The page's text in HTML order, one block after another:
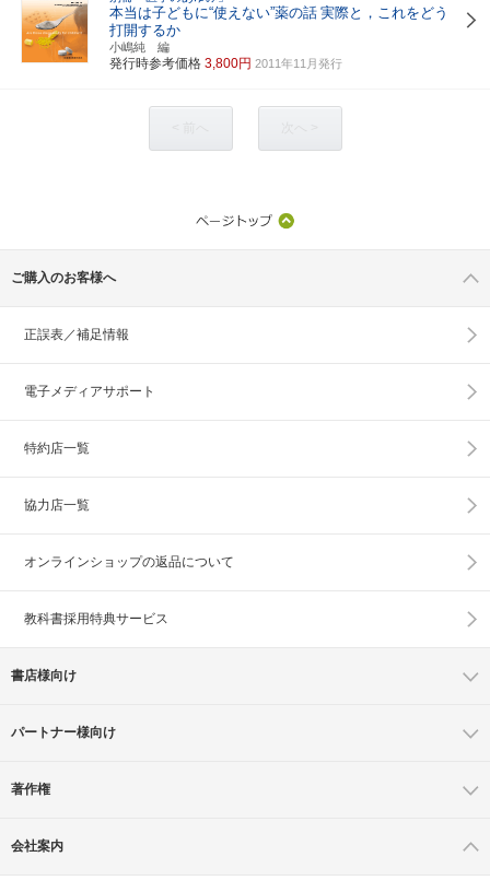
本当は子どもに“使えない”薬の話 実際と，これをどう
打開するか
小嶋純 編
発行時参考価格 3,800円 2011年11月発行
ご購入のお客様へ
正誤表／補足情報
電子メディアサポート
特約店一覧
協力店一覧
オンラインショップの返品について
教科書採用特典サービス
書店様向け
パートナー様向け
著作権
会社案内